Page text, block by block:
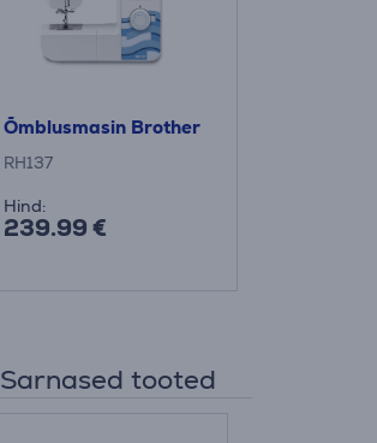
Õmblusmasin Brother
RH137
Hind:
239.99 €
Sarnased tooted